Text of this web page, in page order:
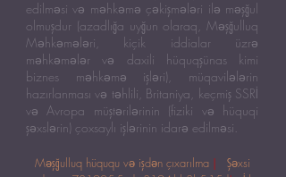
edilməsi və məhkəmə çəkişmələri ilə məşğul
olmuşdur (azadlığa uyğun olaraq, Məşğulluq
Məhkəmələri, kiçik iddialar üzrə
məhkəmələr və daxili hüquqşünas kimi
biznes məhkəmə işləri), müqavilələrin
hazırlanması və təhlili, Britaniya, keçmiş SSRİ
və Avropa müştərilərinin (fiziki və hüquqi
şəxslərin) çoxsaylı işlərinin idarə edilməsi.
Məşğulluq hüququ və işdən çıxarılma | Şəxsi